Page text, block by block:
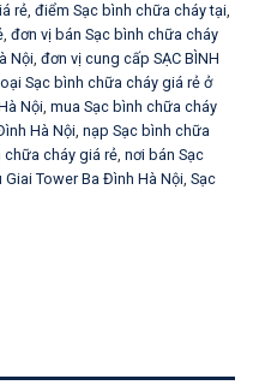
rẻ, điểm Sạc bình chữa cháy tại,
, đơn vị bán Sạc bình chữa cháy
Nội, đơn vị cung cấp SẠC BÌNH
Sạc bình chữa cháy giá rẻ ở
Nội, mua Sạc bình chữa cháy
Hà Nội, nạp Sạc bình chữa
cháy giá rẻ, nơi bán Sạc
Tower Ba Đình Hà Nội, Sạc